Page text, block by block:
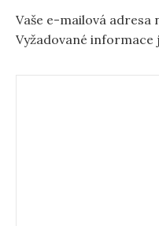
Vaše e-mailová adresa
Vyžadované informace